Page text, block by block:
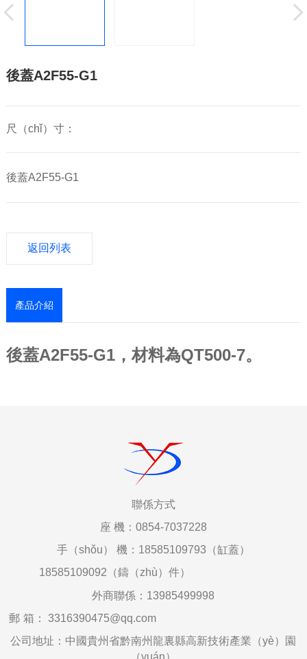
後蓋A2F55-G1
尺（chǐ）寸：
後蓋A2F55-G1
返回列表
產品介紹
後蓋A2F55-G1，材料為QT500-7。
聯係方式
座 機：0854-7037228
手（shǒu） 機：18585109793（缸蓋）
18585109092（鑄（zhù）件）
外商聯係： 13985499998
郵 箱 ：3316390475@qq.com
公司地址：中國貴州省黔南州龍裏縣高新技術產業（yè）園
（yuán）